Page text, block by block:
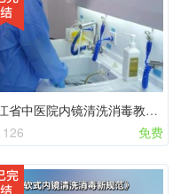
浙江省中医院内镜清洗消毒教学课程
126
免费